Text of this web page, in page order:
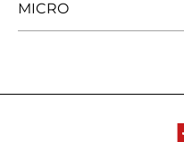
MICRO